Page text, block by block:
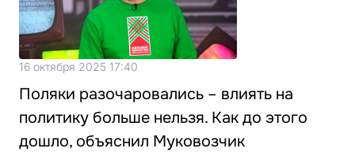
16 октября 2025 17:40
Поляки разочаровались – влиять на
политику больше нельзя. Как до этого
дошло, объяснил Муковозчик